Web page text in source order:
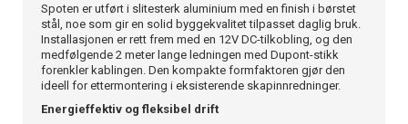
Spoten er utført i slitesterk aluminium med en finish i børstet
stål, noe som gir en solid byggekvalitet tilpasset daglig bruk.
Installasjonen er rett frem med en 12V DC-tilkobling, og den
medfølgende 2 meter lange ledningen med Dupont-stikk
forenkler kablingen. Den kompakte formfaktoren gjør den
ideell for ettermontering i eksisterende skapinnredninger.
Energieffektiv og fleksibel drift